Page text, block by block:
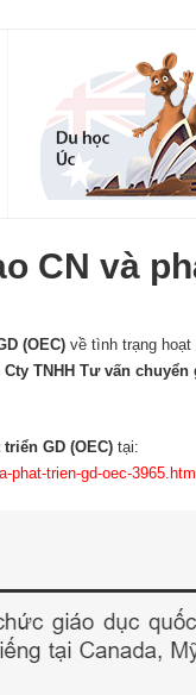
CN và
(OEC)về tình trạng hoạt
Cty TNHH Tư vấn chuyển
GD (OEC)tại:
phat-trien-gd-oec-